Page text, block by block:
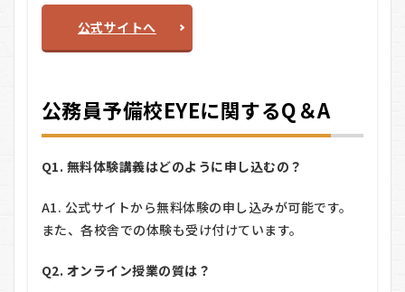
公式サイトへ
公務員予備校EYEに関するQ＆A
Q1. 無料体験講義はどのように申し込むの？
A1. 公式サイトから無料体験の申し込みが可能です。
また、各校舎での体験も受け付けています。
Q2. オンライン授業の質は？